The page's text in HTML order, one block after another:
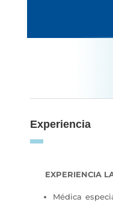
Experiencia
EXPERIENCIA
Médica